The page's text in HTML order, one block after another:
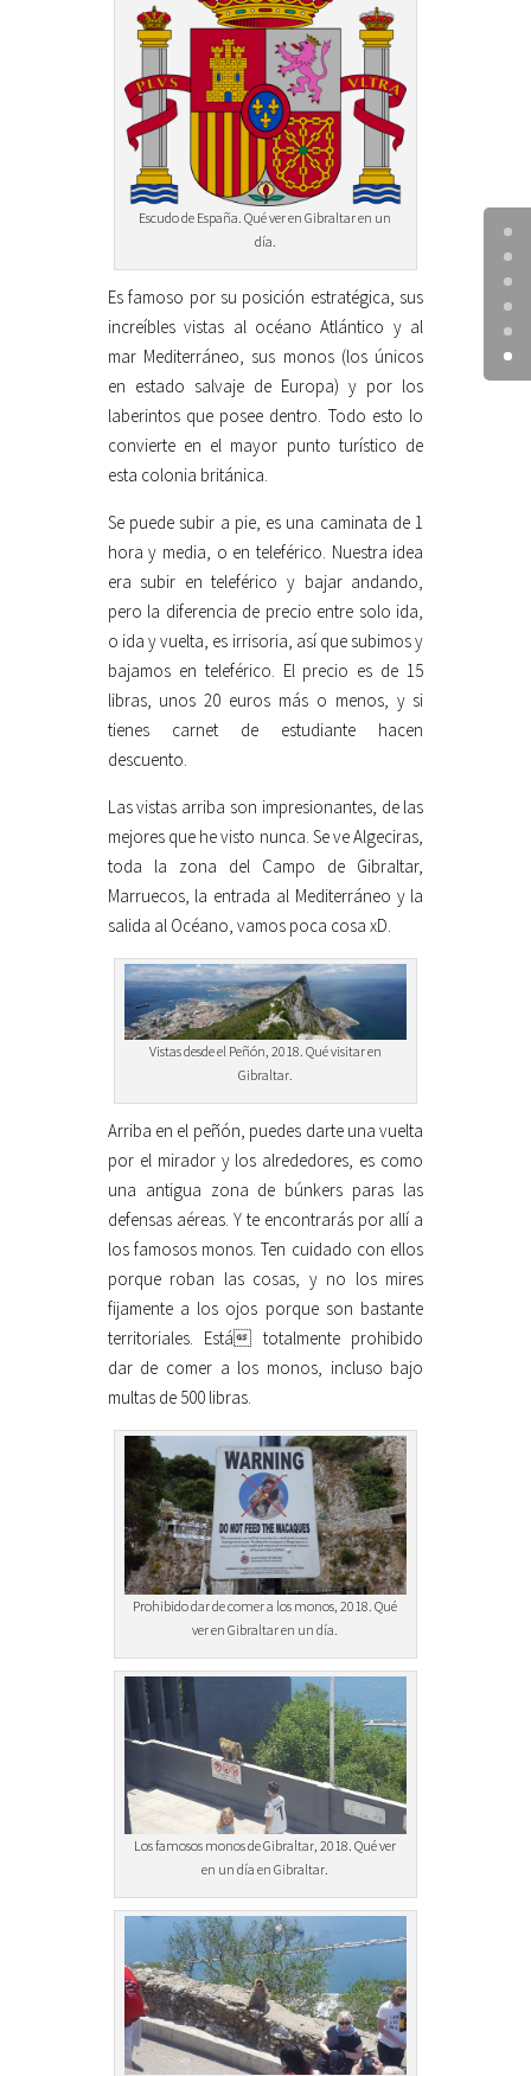
Escudo de España. Qué ver en Gibraltar en un
día.
Es famoso por su posición estratégica, sus
increíbles vistas al océano Atlántico y al
mar Mediterráneo, sus monos (los únicos
en estado salvaje de Europa) y por los
laberintos que posee dentro. Todo esto lo
convierte en el mayor punto turístico de
esta colonia británica.
Se puede subir a pie, es una caminata de 1
hora y media, o en teleférico. Nuestra idea
era subir en teleférico y bajar andando,
pero la diferencia de precio entre solo ida,
o ida y vuelta, es irrisoria, así que subimos y
bajamos en teleférico. El precio es de 15
libras, unos 20 euros más o menos, y si
tienes carnet de estudiante hacen
descuento.
Las vistas arriba son impresionantes, de las
mejores que he visto nunca. Se ve Algeciras,
toda la zona del Campo de Gibraltar,
Marruecos, la entrada al Mediterráneo y la
salida al Océano, vamos poca cosa xD.
Vistas desde el Peñón, 2018. Qué visitar en
Gibraltar.
Arriba en el peñón, puedes darte una vuelta
por el mirador y los alrededores, es como
una antigua zona de búnkers paras las
defensas aéreas. Y te encontrarás por allí a
los famosos monos. Ten cuidado con ellos
porque roban las cosas, y no los mires
fijamente a los ojos porque son bastante
territoriales. Está totalmente prohibido
dar de comer a los monos, incluso bajo
multas de 500 libras.
Prohibido dar de comer a los monos, 2018. Qué
ver en Gibraltar en un día.
Los famosos monos de Gibraltar, 2018. Qué ver
en un día en Gibraltar.